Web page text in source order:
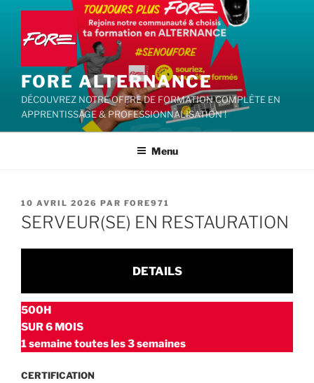
Aller
contenu
FORE ALTERNANCE
DÉCOUVREZ NOTRE OFFRE DE FORMATION COMPLÈTE EN
APPRENTISSAGE & PROFESSIONNALISATION !
Menu
PUBLIÉ
LE
10 AVRIL 2026 PAR FORE971
SERVEUR(SE) EN RESTAURATION
DETAILS
500H
SUR 6 MOIS
1 semaine toutes les 3 semaines
CERTIFICATION